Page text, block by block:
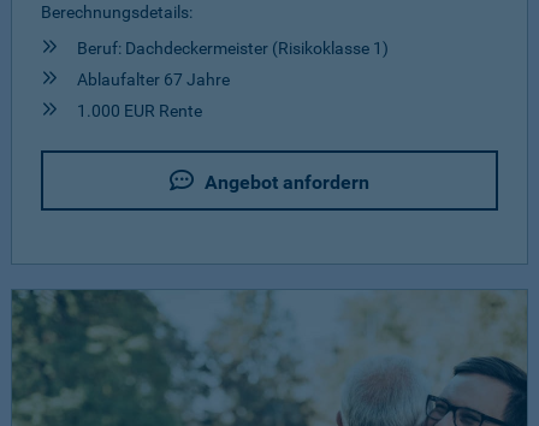
Berechnungsdetails:
Beruf: Dachdeckermeister (Risikoklasse 1)
Ablaufalter 67 Jahre
1.000 EUR Rente
Angebot anfordern